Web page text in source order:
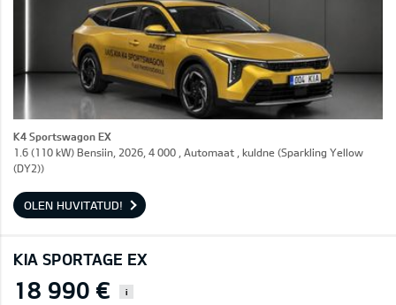
K4 Sportswagon EX
1.6 (110 kW) Bensiin, 2026, 4 000 , Automaat , kuldne (Sparkling Yellow
(DY2))
OLEN HUVITATUD!
KIA SPORTAGE EX
18 990 € i